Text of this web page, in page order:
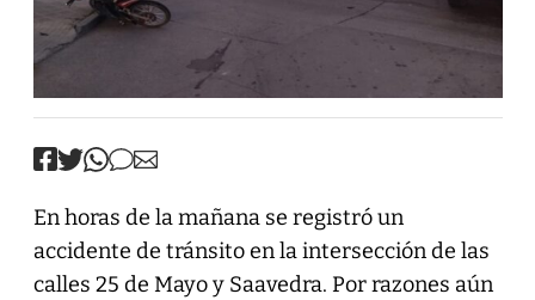
En horas de la mañana se registró un
accidente de tránsito en la intersección de las
calles 25 de Mayo y Saavedra. Por razones aún